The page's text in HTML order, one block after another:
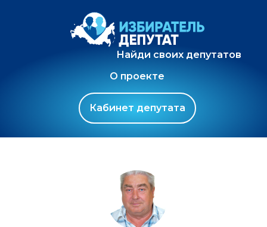
Найди своих депутатов
О проекте
Кабинет депутата